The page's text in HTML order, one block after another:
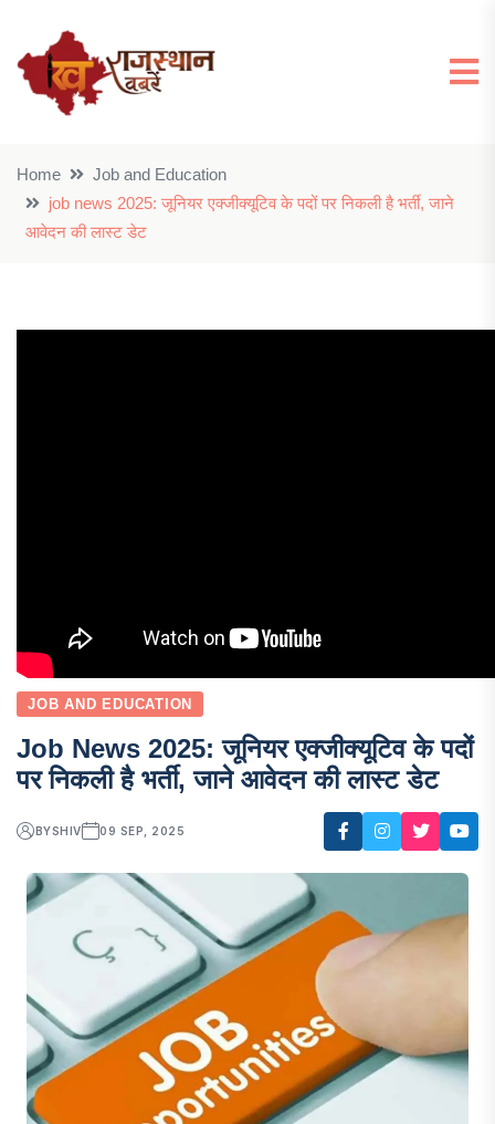
Home
Job and Education
job news 2025: जूनियर एक्जीक्यूटिव के पदों पर निकली है भर्ती, जाने
आवेदन की लास्ट डेट
JOB AND EDUCATION
Job News 2025: जूनियर एक्जीक्यूटिव के पदों
पर निकली है भर्ती, जाने आवेदन की लास्ट डेट
BYSHIV 09 SEP, 2025